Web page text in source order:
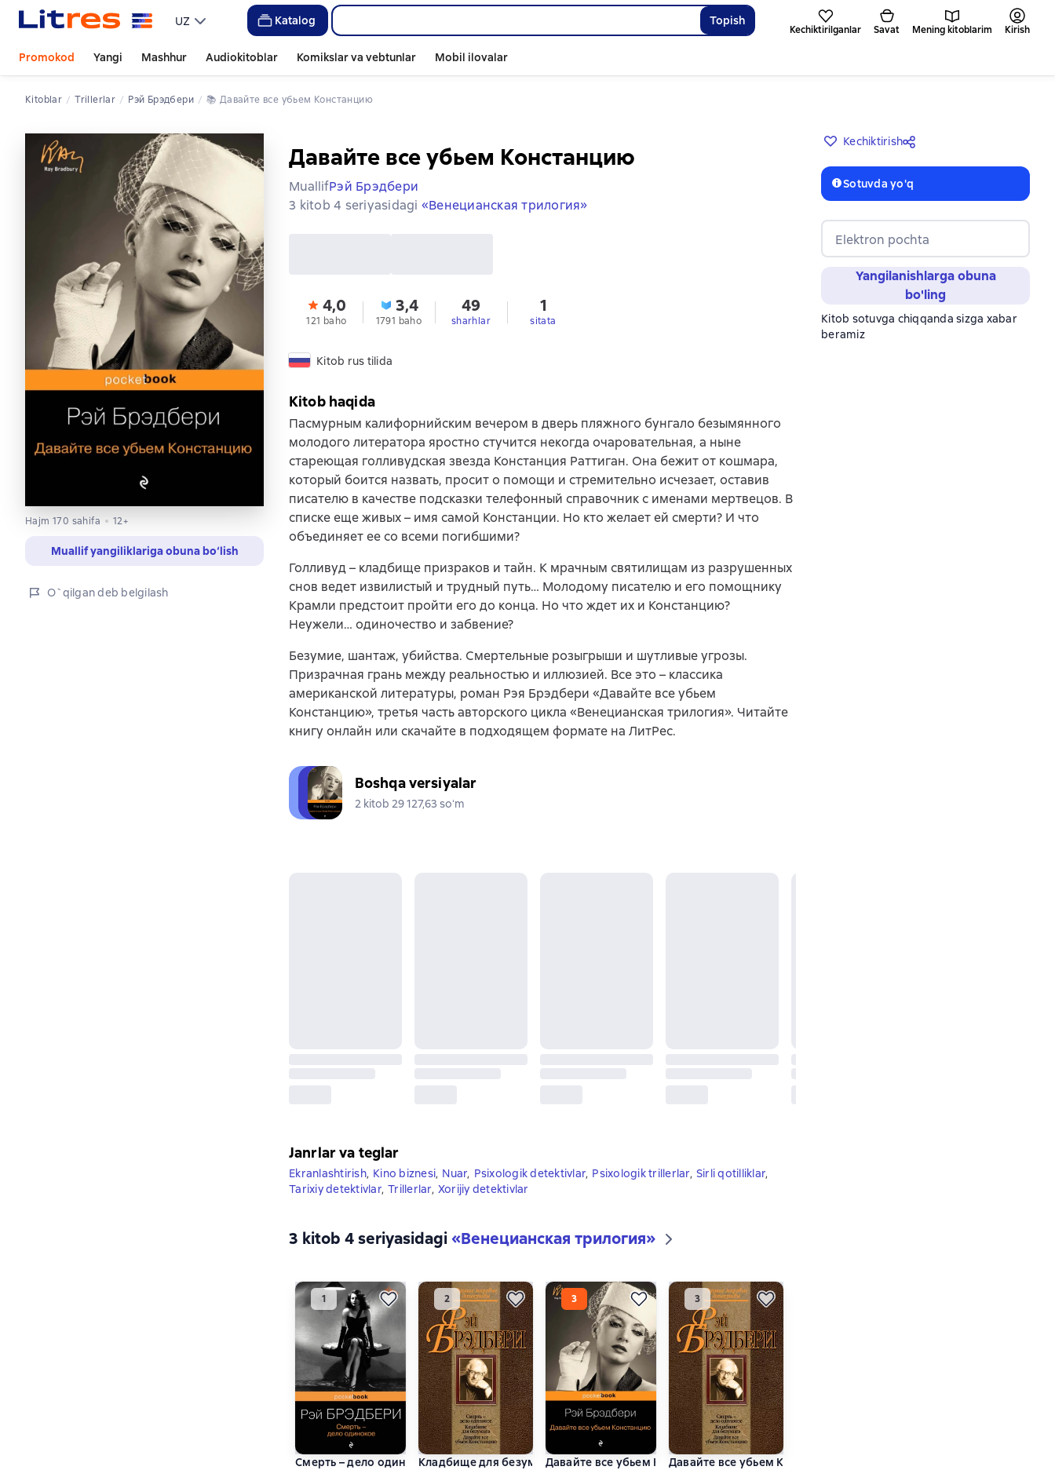
UZ Katalog Topish
Kechiktirilganlar Savat Mening kitoblarim Kirish
Promokod Yangi Mashhur Audiokitoblar Komikslar va vebtunlar Mobil ilovalar
Kitoblar trillerlar Рэй Брэдбери 📚 Давайте все убьем Констанцию
Hajm 170 sahifa 12+
Muallif yangiliklariga obuna bo‘lish
O`qilgan deb belgilash
Давайте все убьем Констанцию
MuallifРэй Брэдбери
3 kitob 4 seriyasidagi «Венецианская трилогия»
4,0
121 baho
3,4
1791 baho
49
sharhlar
1
sitata
Kitob rus tilida
Kechiktirish
Sotuvda yo'q
Elektron pochta
Yangilanishlarga obuna
bo'ling
Kitob sotuvga chiqqanda sizga xabar
beramiz
Kitob haqida
Пасмурным калифорнийским вечером в дверь пляжного бунгало безымянного
молодого литератора яростно стучится некогда очаровательная, а ныне
стареющая голливудская звезда Констанция Раттиган. Она бежит от кошмара,
который боится назвать, просит о помощи и стремительно исчезает, оставив
писателю в качестве подсказки телефонный справочник с именами мертвецов. В
списке еще живых – имя самой Констанции. Но кто желает ей смерти? И что
объединяет ее со всеми погибшими?
Голливуд – кладбище призраков и тайн. К мрачным святилищам из разрушенных
снов ведет извилистый и трудный путь… Молодому писателю и его помощнику
Крамли предстоит пройти его до конца. Но что ждет их и Констанцию?
Неужели… одиночество и забвение?
Безумие, шантаж, убийства. Смертельные розыгрыши и шутливые угрозы.
Призрачная грань между реальностью и иллюзией. Все это – классика
американской литературы, роман Рэя Брэдбери «Давайте все убьем
Констанцию», третья часть авторского цикла «Венецианская трилогия». Читайте
книгу онлайн или скачайте в подходящем формате на ЛитРес.
Boshqa versiyalar
2 kitob 29 127,63 soʻm
Janrlar va teglar
Ekranlashtirish, Kino biznesi, Nuar, Psixologik detektivlar, Psixologik trillerlar, Sirli qotilliklar,
Tarixiy detektivlar, Trillerlar, Xorijiy detektivlar
3 kitob 4 seriyasidagi«Венецианская трилогия»
Смерть – дело одинокоеКладбище для безумцевДавайте все убьем КонстанциюДавайте все убьем Констанцию